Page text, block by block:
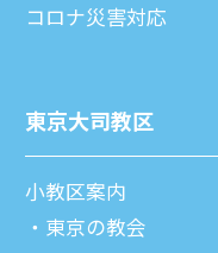
コロナ災害対応
東京⼤司教区
⼩教区案内
東京の教会